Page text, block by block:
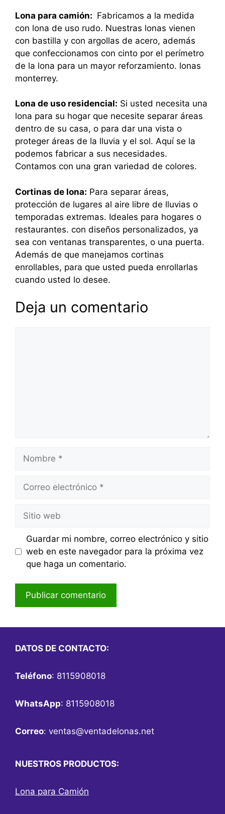
Lona para camión: Fabricamos a la medida
con lona de uso rudo. Nuestras lonas vienen
con bastilla y con argollas de acero, además
que confeccionamos con cinto por el perímetro
de la lona para un mayor reforzamiento. lonas
monterrey.
Lona de uso residencial: Si usted necesita una
lona para su hogar que necesite separar áreas
dentro de su casa, o para dar una vista o
proteger áreas de la lluvia y el sol. Aquí se la
podemos fabricar a sus necesidades.
Contamos con una gran variedad de colores.
Cortinas de lona: Para separar áreas,
protección de lugares al aire libre de lluvias o
temporadas extremas. Ideales para hogares o
restaurantes. con diseños personalizados, ya
sea con ventanas transparentes, o una puerta.
Además de que manejamos cortinas
enrollables, para que usted pueda enrollarlas
cuando usted lo desee.
Deja un comentario
Nombre
Correo
Sitio
web
Guardar mi nombre, correo electrónico y sitio
web en este navegador para la próxima vez
que haga un comentario.
DATOS DE CONTACTO:
Teléfono: 8115908018
WhatsApp: 8115908018
Correo: ventas@ventadelonas.net
NUESTROS PRODUCTOS:
Lona para Camión